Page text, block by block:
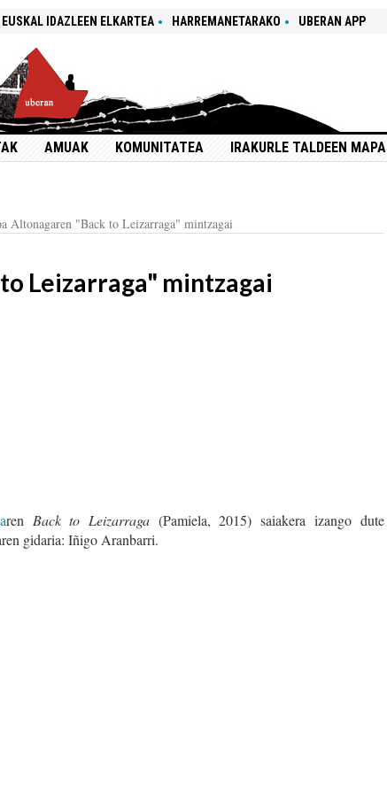
EUSKAL IDAZLEEN ELKARTEA HARREMANETARAKO UBERAN APP
AMUAK KOMUNITATEA IRAKURLE TALDEEN MAPA
Altonagaren "Back to Leizarraga" mintzagai
Leizarraga" mintzagai
ren Back to Leizarraga(Pamiela, 2015) saiakera izango dute
gidaria: Iñigo Aranbarri.